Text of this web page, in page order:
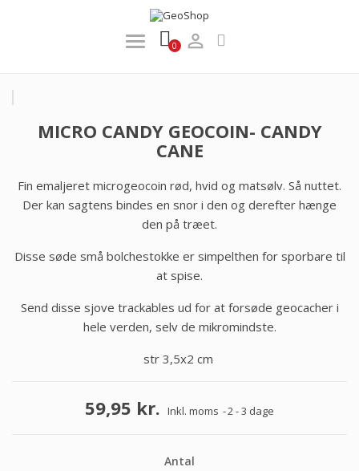
0 
MICRO CANDY GEOCOIN- CANDY
CANE
Fin emaljeret microgeocoin rød, hvid og matsølv. Så nuttet.
Der kan sagtens bindes en snor i den og derefter hænge
den på træet.
Disse søde små bolchestokke er simpelthen for sporbare til
at spise.
Send disse sjove trackables ud for at forsøde geocacher i
hele verden, selv de mikromindste.
str 3,5x2 cm
59,95 kr. Inkl. moms 2 - 3 dage
Antal